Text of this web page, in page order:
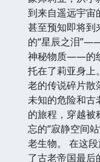
到来自遥远宇宙
甚至预知即将到
的“星辰之泪
神秘物质——的
托在了莉亚身上
老的传说碎片散
未知的危险和古
的旅程，穿越被
忘的“寂静空间
老生物。 在这
了古老帝国最后